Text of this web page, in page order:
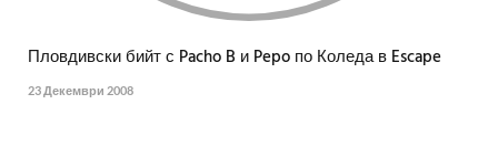
Пловдивски бийт с Pacho B и Pepo по Коледа в Escape
23 Декември 2008